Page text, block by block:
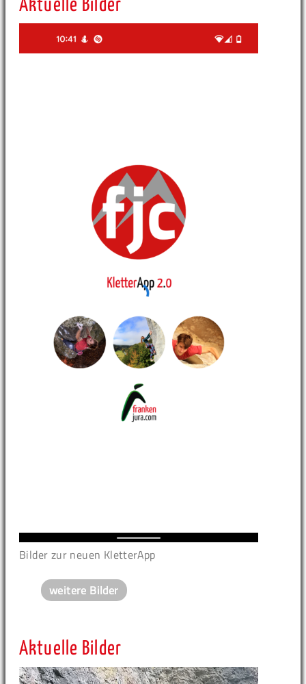
Aktuelle Bilder
Bilder zur neuen KletterApp
weitere Bilder
Aktuelle Bilder